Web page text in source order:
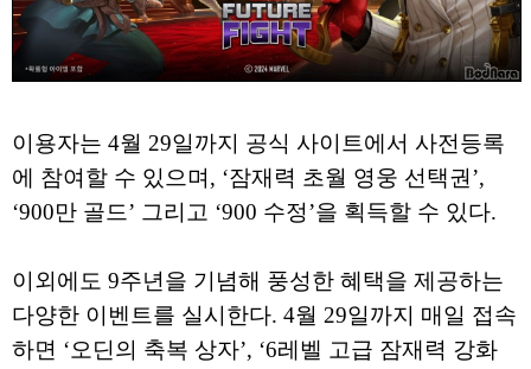
이용자는 4월 29일까지 공식 사이트에서 사전등록
에 참여할 수 있으며, ‘잠재력 초월 영웅 선택권’,
‘900만 골드’ 그리고 ‘900 수정’을 획득할 수 있다.
이외에도 9주년을 기념해 풍성한 혜택을 제공하는
다양한 이벤트를 실시한다. 4월 29일까지 매일 접속
하면 ‘오딘의 축복 상자’, ‘6레벨 고급 잠재력 강화